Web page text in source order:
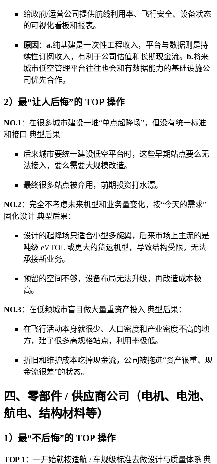
给政府/运营公司提供航线利用率、飞行安全、设备状态
的可视化看板和报表。
原因 ： a.纯基建是一次性工程收入，平台与数据则是持
续性订阅收入，有利于公司估值和长期现金流。b.将来
城市低空管理平台往往也会和有数据能力的基础设施公
司优先合作。
2）最“让人后悔”的 TOP 操作
NO.1 ：在很多城市建设一堆“单点起降场”，但没有统一标准
和接口 典型后果：
后来城市要统一建设低空平台时，这些早期站点要么无
法接入，要么需要大规模改造。
最终很多站点被弃用，前期投资打水漂。
NO.2：完全不考虑未来机型和业务量变化，按“今天的需求”
固化设计 典型后果：
设计的起降场只适合小型多旋翼，后来市场上主流的是
吨级 eVTOL 或更大的货运机型，导致结构受限，无法
承接新业务。
预留的空间不够，设备布局无法升级，再改造成本极
高。
NO.3：在低频城市盲目做大量重资产投入 典型后果：
在飞行活动本身就很少、人口密度和产业密度不高的地
方，建了很多高规格站点，利用率极低。
折旧和维护成本吃掉现金流，公司被拖进“资产很重、现
金流很差”的状态。
四、零部件 / 供应商公司（电机、电池、
航电、结构材料等）
1）最“不后悔”的 TOP 操作
TOP 1 ：一开始就按适航 / 车规级标准去做设计与质量体系 典